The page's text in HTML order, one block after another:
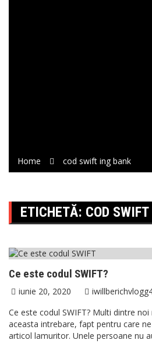
Home cod swift ing bank
ETICHETĂ: COD
Ce este codul SWIFT?
iunie 20, 2020
Ce este codul SWIFT? Multi dintre
aceasta intrebare, fapt pentru care
articol lamuritor. Unele persoane nu